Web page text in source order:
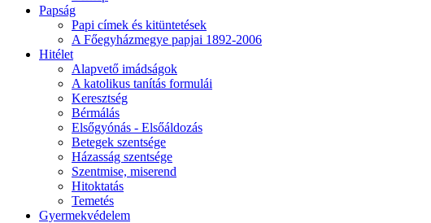
Papság
Papi címek és kitüntetések
A Főegyházmegye papjai 1892-2006
Hitélet
Alapvető imádságok
A katolikus tanítás formulái
Keresztség
Bérmálás
Elsőgyónás - Elsőáldozás
Betegek szentsége
Házasság szentsége
Szentmise, miserend
Hitoktatás
Temetés
Gyermekvédelem